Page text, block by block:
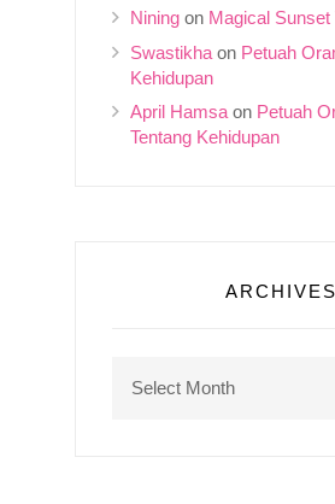
Nining on Magical Sunset
Swastikha on Petuah
Kehidupan
April Hamsa on Petuah
Tentang Kehidupan
ARCHIVES